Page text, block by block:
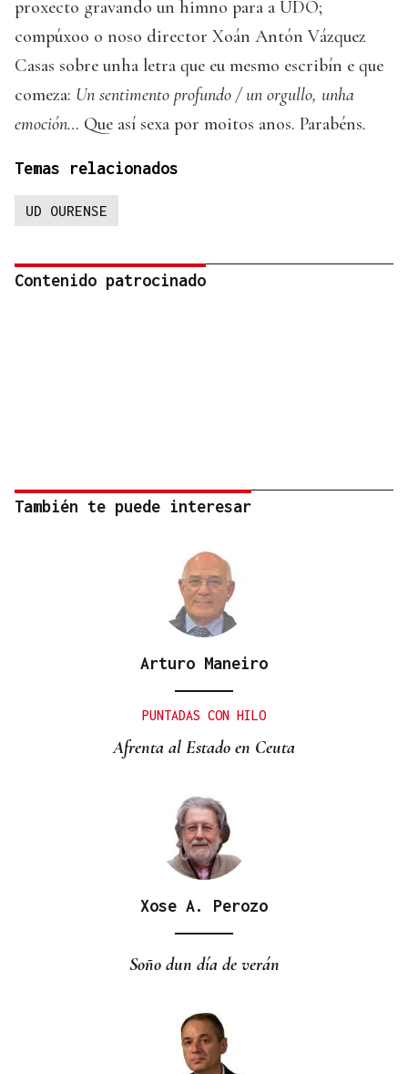
proxecto gravando un himno para a UDO;
compúxoo o noso director Xoán Antón Vázquez
Casas sobre unha letra que eu mesmo escribín e que
comeza: Un sentimento profundo / un orgullo, unha
emoción… Que así sexa por moitos anos. Parabéns.
Temas relacionados
UD OURENSE
Contenido patrocinado
También te puede interesar
Arturo Maneiro
PUNTADAS CON HILO
Afrenta al Estado en Ceuta
Xose A. Perozo
Soño dun día de verán